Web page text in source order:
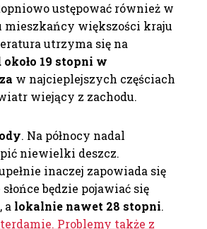
ustępować również w
mieszkańcy większości kraju
utrzyma się na
19 stopni w
w najcieplejszych częściach
wiejący z zachodu.
. Na północy nadal
niewielki deszcz.
inaczej zapowiada się
będzie pojawiać się
a lokalnie nawet 28 stopni.
Problemy także z